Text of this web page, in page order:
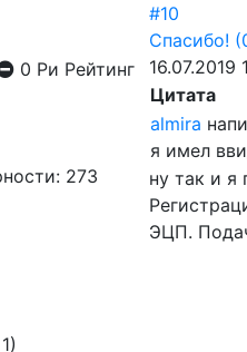
0 Ри Рейтинг
273
#10
Спасибо!
16.07.2019
Цитата
almira
я имел
ну так и я
ЭЦП.
1)